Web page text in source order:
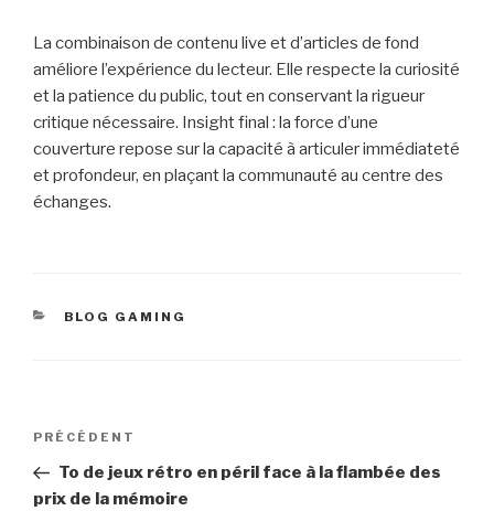
La combinaison de contenu live et d’articles de fond
améliore l’expérience du lecteur. Elle respecte la curiosité
et la patience du public, tout en conservant la rigueur
critique nécessaire. Insight final : la force d’une
couverture repose sur la capacité à articuler immédiateté
et profondeur, en plaçant la communauté au centre des
échanges.
CATÉGORIES
BLOG GAMING
Navigation
l’article
Article
précédent
PRÉCÉDENT
To de jeux rétro en péril face à la flambée des
prix de la mémoire